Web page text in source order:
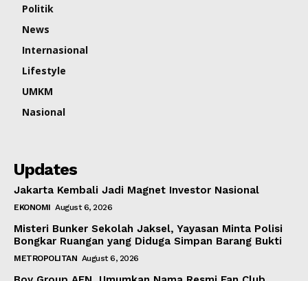
Politik
News
Internasional
Lifestyle
UMKM
Nasional
Updates
Jakarta Kembali Jadi Magnet Investor Nasional
EKONOMI August 6, 2026
Misteri Bunker Sekolah Jaksel, Yayasan Minta Polisi
Bongkar Ruangan yang Diduga Simpan Barang Bukti
METROPOLITAN August 6, 2026